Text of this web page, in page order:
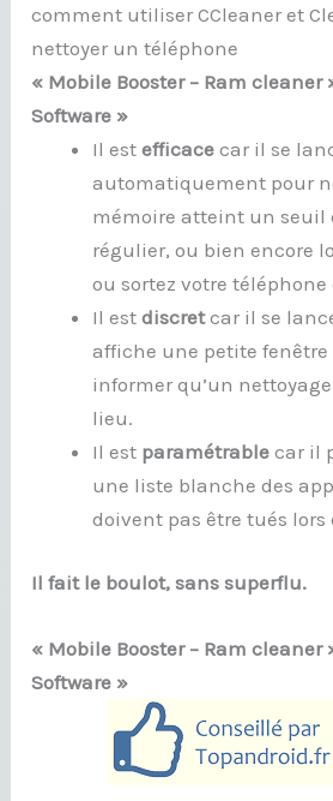
comment utiliser CCleaner et
nettoyer un téléphone
« Mobile Booster – Ram cleaner
Software »
Il estefficace car il se
automatiquement pour
mémoire atteint un seuil
régulier, ou bien encore
ou sortez votre téléphone
Il estdiscretcar il se
affiche une petite fenêtre
informer qu’un
lieu.
Il est paramétrable car il
une liste blanche des
doivent pas être tués lors
Il fait le boulot, sans superflu.
« Mobile Booster – Ram cleaner
Software »